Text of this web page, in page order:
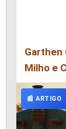
Garthen
Milho e
📰 ARTIGO